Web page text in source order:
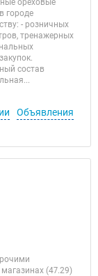
ореховые
городе
- розничных
тренажерных
состав
Объявления
(47.29)